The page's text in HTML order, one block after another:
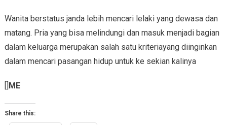
Wanita berstatus janda lebih mencari lelaki yang dewasa dan
matang. Pria yang bisa melindungi dan masuk menjadi bagian
dalam keluarga merupakan salah satu kriteriayang diinginkan
dalam mencari pasangan hidup untuk ke sekian kalinya
ME
Share this: